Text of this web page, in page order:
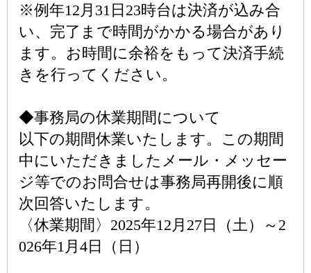
※例年12月31日23時台は決済が込み合
い、完了まで時間がかかる場合があり
ます。お時間に余裕をもって決済手続
きを行ってください。
◆事務局の休業期間について
以下の期間休業いたします。この期間
中にいただきましたメール・メッセー
ジ等でのお問合せは事務局再開後に順
次回答いたします。
〈休業期間〉2025年12月27日（土）～2
026年1月4日（日）